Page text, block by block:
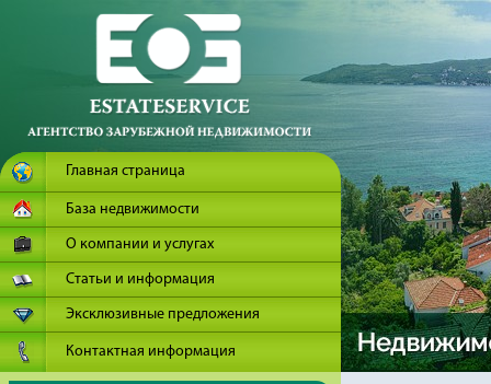
Главная страница
База недвижимости
О компании и услугах
Статьи и информация
Эксклюзивные предложения
Контактная информация